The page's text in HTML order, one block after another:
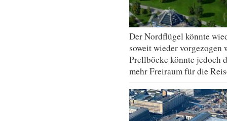
Der Nordflügel könnte
soweit wieder vorgezogen
Prellböcke könnte jedoch
mehr Freiraum für die